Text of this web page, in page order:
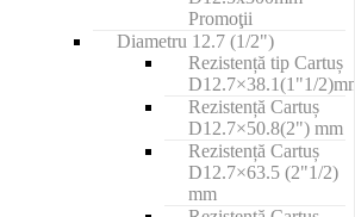
Promoţii
Diametru 12.7 (1/2")
Rezistență tip Cartuș
D12.7×38.1(1"1/
Rezistență Cartuș
D12.7×50.8(2") mm
Rezistență Cartuș
D12.7×63.5 (2"1/2)
mm